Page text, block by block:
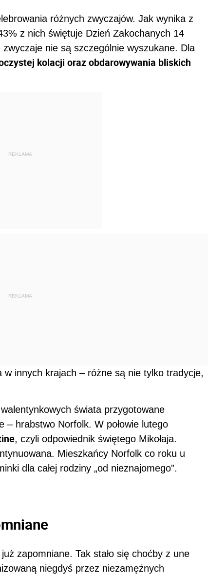
różnych zwyczajów. Jak wynika z
z nich świętuje Dzień Zakochanych 14
nie są szczególnie wyszukane. Dla
kolacji oraz obdarowywania bliskich
REKLAMA
REKLAMA
w innych krajach – różne są nie tylko tradycje,
świata przygotowane
– hrabstwo Norfolk. W połowie lutego
, czyli odpowiednik świętego Mikołaja.
Mieszkańcy Norfolk co roku u
dla całej rodziny „od nieznajomego”.
zapomniane. Tak stało się choćby z une
niegdyś przez niezamężnych